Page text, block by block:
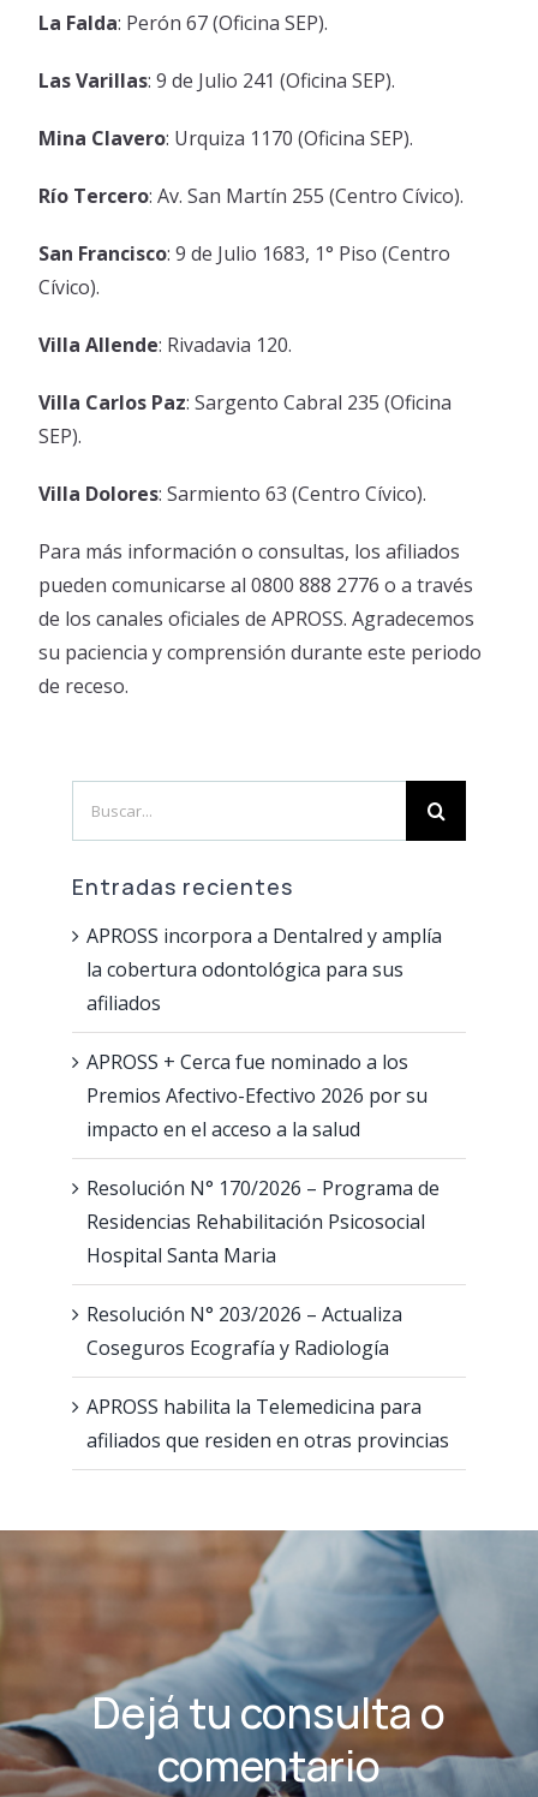
La Falda: Perón 67 (Oficina SEP).
Las Varillas: 9 de Julio 241 (Oficina SEP).
Mina Clavero: Urquiza 1170 (Oficina SEP).
Río Tercero: Av. San Martín 255 (Centro Cívico).
San Francisco: 9 de Julio 1683, 1° Piso (Centro
Cívico).
Villa Allende: Rivadavia 120.
Villa Carlos Paz: Sargento Cabral 235 (Oficina
SEP).
Villa Dolores: Sarmiento 63 (Centro Cívico).
Para más información o consultas, los afiliados
pueden comunicarse al 0800 888 2776 o a través
de los canales oficiales de APROSS. Agradecemos
su paciencia y comprensión durante este periodo
de receso.
Entradas recientes
APROSS incorpora a Dentalred y amplía
la cobertura odontológica para sus
afiliados
APROSS + Cerca fue nominado a los
Premios Afectivo-Efectivo 2026 por su
impacto en el acceso a la salud
Resolución N° 170/2026 – Programa de
Residencias Rehabilitación Psicosocial
Hospital Santa Maria
Resolución N° 203/2026 – Actualiza
Coseguros Ecografía y Radiología
APROSS habilita la Telemedicina para
afiliados que residen en otras provincias
Dejá tu consulta o
comentario